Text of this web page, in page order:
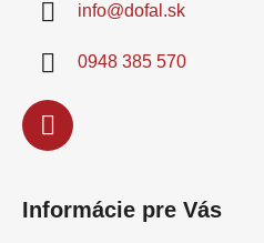
info@dofal.sk
0948 385 570
Informácie pre Vás